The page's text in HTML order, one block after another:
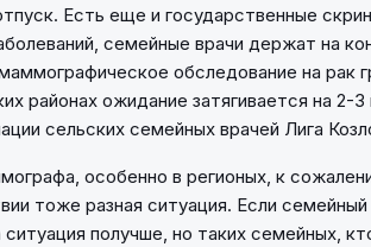
Есть еще и государственные
семейные врачи держат на
обследование на рак
районах ожидание затягивается на 2-
сельских семейных врачей Лига
особенно в регионых, к
тоже разная ситуация. Если
получше, но таких семейных,